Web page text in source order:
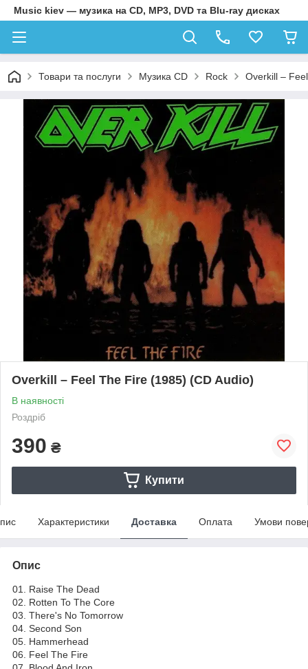
Music kiev — музика на CD, MP3, DVD та Blu-ray дисках
Товари та послуги Музика CD Rock Overkill –
Overkill – Feel The Fire (1985) (CD Audio)
В наявності
Роздріб
390 ₴
Купити
Характеристики Доставка Оплата Умови
Опис
01. Raise The Dead
02. Rotten To The Core
03. There's No Tomorrow
04. Second Son
05. Hammerhead
06. Feel The Fire